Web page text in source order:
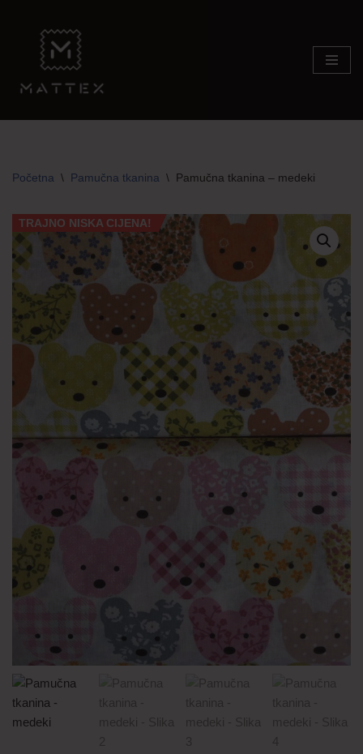
content
Početna \ Pamučna tkanina \ Pamučna tkanina – medeki
TRAJNO NISKA CIJENA!